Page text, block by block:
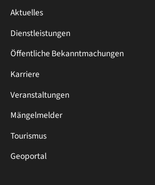
Aktuelles
Dienstleistungen
Öffentliche Bekanntmachungen
Karriere
Veranstaltungen
Mängelmelder
Tourismus
Geoportal